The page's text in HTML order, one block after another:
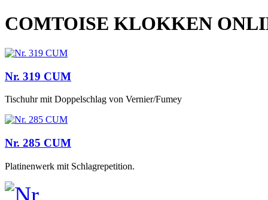
COMTOISE KLOKKEN
Nr. 319 CUM
Tischuhr mit Doppelschlag von Vernier/Fumey
Nr. 285 CUM
Platinenwerk mit Schlagrepetition.